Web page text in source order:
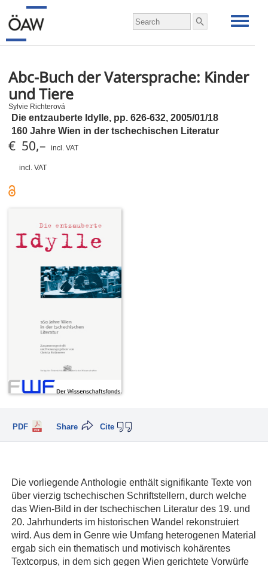
Abc-Buch der Vatersprache: Kinder
und Tiere
Sylvie Richterová
Die entzauberte Idylle, pp. 626-632, 2005/01/18
160 Jahre Wien in der tschechischen Literatur
€ 50,– incl. VAT
incl. VAT
PDF Cite
Share
Die vorliegende Anthologie enthält signifikante Texte von
über vierzig tschechischen Schriftstellern, durch welche
das Wien-Bild in der tschechischen Literatur des 19. und
20. Jahrhunderts im historischen Wandel rekonstruiert
wird. Aus dem in Genre wie Umfang heterogenen Material
ergab sich ein thematisch und motivisch kohärentes
Textcorpus, in dem sich gegen Wien gerichtete Vorwürfe